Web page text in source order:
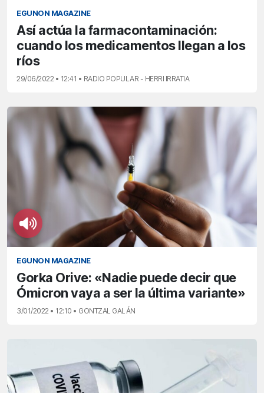
EGUNON MAGAZINE
Así actúa la farmacontaminación:
cuando los medicamentos llegan a los
ríos
29/06/2022 • 12:41 • RADIO POPULAR - HERRI IRRATIA
EGUNON MAGAZINE
Gorka Orive: «Nadie puede decir que
Ómicron vaya a ser la última variante»
3/01/2022 • 12:10 • GONTZAL GALÁN